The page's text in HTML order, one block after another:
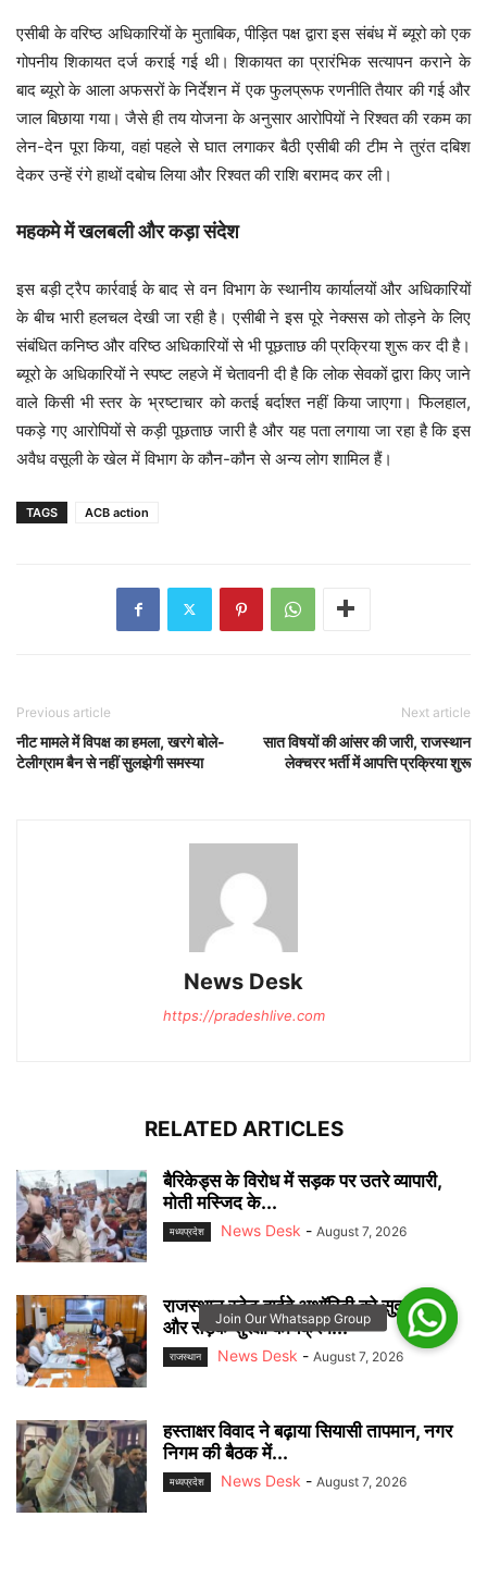
एसीबी के वरिष्ठ अधिकारियों के मुताबिक, पीड़ित पक्ष द्वारा इस संबंध में ब्यूरो को एक
गोपनीय शिकायत दर्ज कराई गई थी। शिकायत का प्रारंभिक सत्यापन कराने के
बाद ब्यूरो के आला अफसरों के निर्देशन में एक फुलप्रूफ रणनीति तैयार की गई और
जाल बिछाया गया। जैसे ही तय योजना के अनुसार आरोपियों ने रिश्वत की रकम का
लेन-देन पूरा किया, वहां पहले से घात लगाकर बैठी एसीबी की टीम ने तुरंत दबिश
देकर उन्हें रंगे हाथों दबोच लिया और रिश्वत की राशि बरामद कर ली।
महकमे में खलबली और कड़ा संदेश
इस बड़ी ट्रैप कार्रवाई के बाद से वन विभाग के स्थानीय कार्यालयों और अधिकारियों
के बीच भारी हलचल देखी जा रही है। एसीबी ने इस पूरे नेक्सस को तोड़ने के लिए
संबंधित कनिष्ठ और वरिष्ठ अधिकारियों से भी पूछताछ की प्रक्रिया शुरू कर दी है।
ब्यूरो के अधिकारियों ने स्पष्ट लहजे में चेतावनी दी है कि लोक सेवकों द्वारा किए जाने
वाले किसी भी स्तर के भ्रष्टाचार को कतई बर्दाश्त नहीं किया जाएगा। फिलहाल,
पकड़े गए आरोपियों से कड़ी पूछताछ जारी है और यह पता लगाया जा रहा है कि इस
अवैध वसूली के खेल में विभाग के कौन-कौन से अन्य लोग शामिल हैं।
TAGS ACB action
Previous article
नीट मामले में विपक्ष का हमला, खरगे बोले-
टेलीग्राम बैन से नहीं सुलझेगी समस्या
Next article
सात विषयों की आंसर की जारी, राजस्थान
लेक्चरर भर्ती में आपत्ति प्रक्रिया शुरू
News Desk
https://pradeshlive.com
RELATED ARTICLES
बैरिकेड्स के विरोध में सड़क पर उतरे व्यापारी,
मोती मस्जिद के...
मध्यप्रदेश News Desk - August 7, 2026
राजस्थान स्टेट हाईवे अथॉरिटी को सुदृढ़ बनाने
और सड़क सुरक्षा कार्यक्रम...
राजस्‍थान News Desk - August 7, 2026
हस्ताक्षर विवाद ने बढ़ाया सियासी तापमान, नगर
निगम की बैठक में...
मध्यप्रदेश News Desk - August 7, 2026